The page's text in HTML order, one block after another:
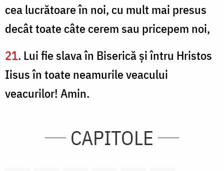
cea lucrătoare în noi, cu mult mai presus
decât toate câte cerem sau pricepem noi,
21. Lui fie slava în Biserică şi întru Hristos
Iisus în toate neamurile veacului
veacurilor! Amin.
CAPITOLE